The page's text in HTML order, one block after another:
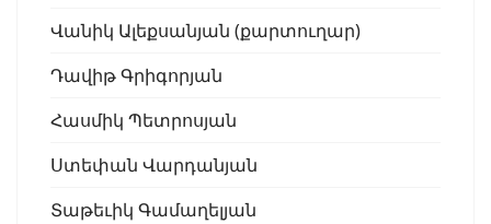
Վանիկ Ալեքսանյան (քարտուղար)
Դավիթ Գրիգորյան
Հասմիկ Պետրոսյան
Ստեփան Վարդանյան
Տաթեւիկ Գամաղելյան